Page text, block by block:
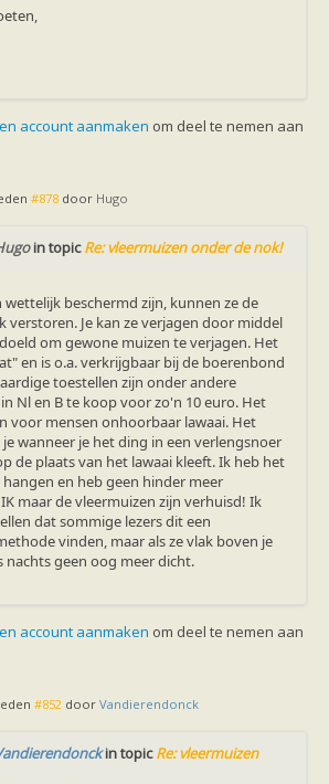
vleermuis
informatie
vleermuizen
info (rabies, corona, etc)
account aanmaken om deel te nemen aan
#878 door Hugo
in topicRe: vleermuizen onder de nok!
wettelijk beschermd zijn, kunnen ze de
verstoren. Je kan ze verjagen door middel
om gewone muizen te verjagen. Het
en is o.a. verkrijgbaar bij de boerenbond
toestellen zijn onder andere
Nl en B te koop voor zo'n 10 euro. Het
voor mensen onhoorbaar lawaai. Het
wanneer je het ding in een verlengsnoer
de plaats van het lawaai kleeft. Ik heb het
en heb geen hinder meer
maar de vleermuizen zijn verhuisd! Ik
dat sommige lezers dit een
vinden, maar als ze vlak boven je
nachts geen oog meer dicht.
account aanmaken om deel te nemen aan
#852 door Vandierendonck
in topicRe: vleermuizen